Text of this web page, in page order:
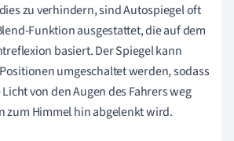
zu verhindern, sind Autospiegel oft
Funktion ausgestattet, die auf dem
basiert. Der Spiegel kann
umgeschaltet werden, sodass
von den Augen des Fahrers weg
zum Himmel hin abgelenkt wird.